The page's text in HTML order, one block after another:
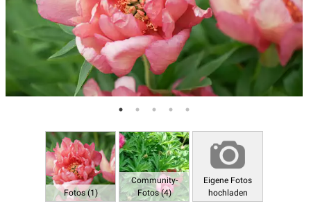
Fotos (1)
Community-
Fotos (4)
Eigene Fotos
hochladen